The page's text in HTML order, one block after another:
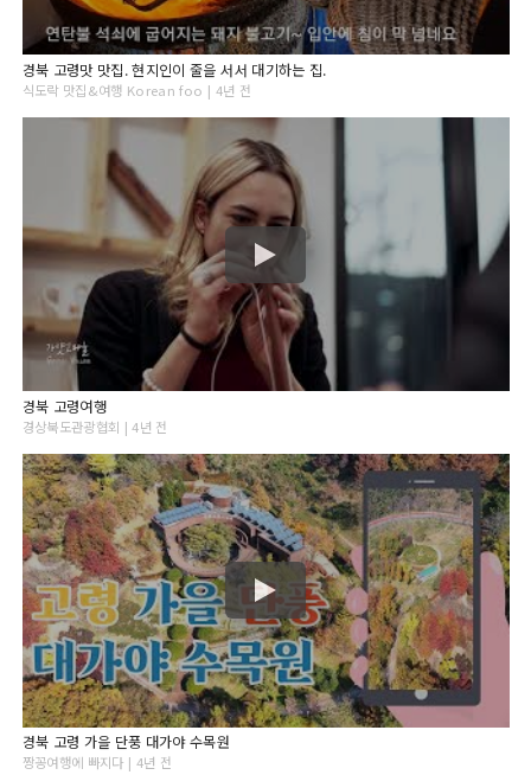
경북 고령맛 맛집. 현지인이 줄을 서서 대기하는 집.
식도락 맛집&여행 Korean foo | 4년 전
경북 고령여행
경상북도관광협회 | 4년 전
경북 고령 가을 단풍 대가야 수목원
짱꽁여행에 빠지다 | 4년 전